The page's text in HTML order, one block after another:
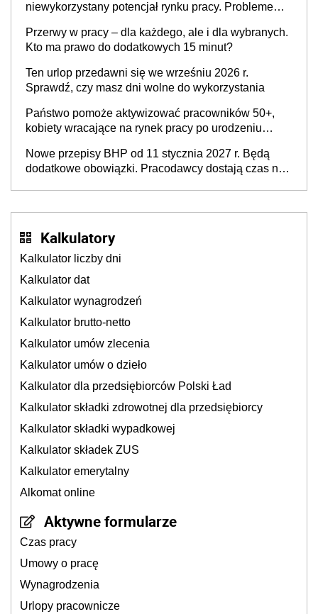
niewykorzystany potencjał rynku pracy. Problemem
refundacji, ale bariery po stronie systemu i
świadomości pracodawców [WYWIAD]
Przerwy w pracy – dla każdego, ale i dla wybranych.
Kto ma prawo do dodatkowych 15 minut?
Ten urlop przedawni się we wrześniu 2026 r.
Sprawdź, czy masz dni wolne do wykorzystania
Państwo pomoże aktywizować pracowników 50+,
kobiety wracające na rynek pracy po urodzeniu
neuroatypowe. Powstanie Fundusz na rzecz
Inkluzywności w Zatrudnianiu?
Nowe przepisy BHP od 11 stycznia 2027 r. Będą
dodatkowe obowiązki. Pracodawcy dostają czas na
Kalkulatory
Kalkulator liczby dni
Kalkulator dat
Kalkulator wynagrodzeń
Kalkulator brutto-netto
Kalkulator umów zlecenia
Kalkulator umów o dzieło
Kalkulator dla przedsiębiorców Polski Ład
Kalkulator składki zdrowotnej dla przedsiębiorcy
Kalkulator składki wypadkowej
Kalkulator składek ZUS
Kalkulator emerytalny
Alkomat online
Aktywne formularze
Czas pracy
Umowy o pracę
Wynagrodzenia
Urlopy pracownicze